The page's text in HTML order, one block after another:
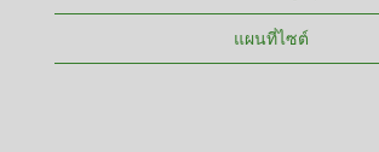
แผนที่ไซต์